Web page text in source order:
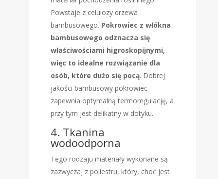
Powstaje z celulozy drzewa
bambusowego. Pokrowiec z włókna
bambusowego odznacza się
właściwościami higroskopijnymi,
więc to idealne rozwiązanie dla
osób, które dużo się pocą. Dobrej
jakości bambusowy pokrowiec
zapewnia optymalną termoregulację, a
przy tym jest delikatny w dotyku.
4. Tkanina
wodoodporna
Tego rodzaju materiały wykonane są
zazwyczaj z poliestru, który, choć jest